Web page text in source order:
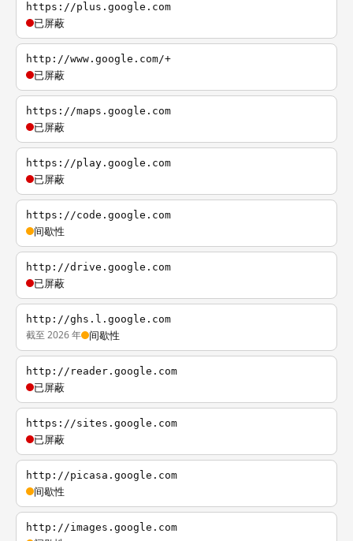
https://plus.google.com
已屏蔽
http://www.google.com/+
已屏蔽
https://maps.google.com
已屏蔽
https://play.google.com
已屏蔽
https://code.google.com
间歇性
http://drive.google.com
已屏蔽
http://ghs.l.google.com
截至 2026 年 间歇性
http://reader.google.com
已屏蔽
https://sites.google.com
已屏蔽
http://picasa.google.com
间歇性
http://images.google.com